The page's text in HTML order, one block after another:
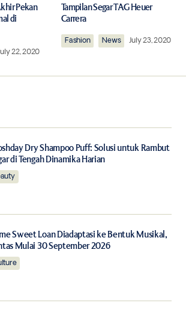
are marked*
email, and website in this browser for
I comment.
follow-up comments by email.
posts by email.
Pekan
di
22, 2020
Tampilan Segar TAG Heuer
Carrera
Fashion News July 23, 2020
Dry Shampoo Puff: Solusi untuk Rambut
di Tengah Dinamika Harian
Sweet Loan Diadaptasi ke Bentuk Musikal,
Mulai 30 September 2026